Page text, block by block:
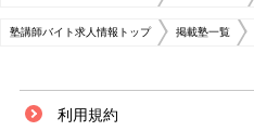
塾講師バイト求人情報トップ 掲載塾一覧
利用規約